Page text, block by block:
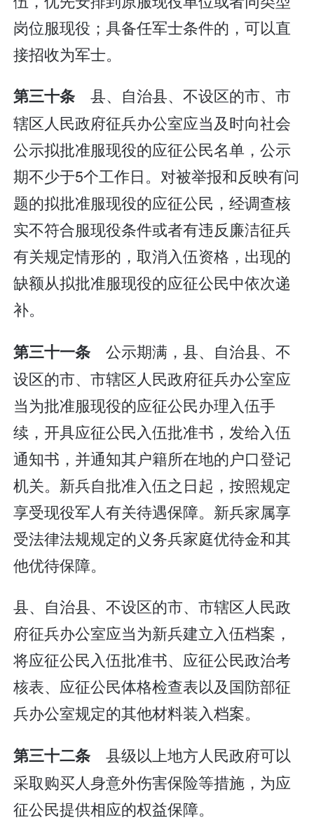
岗位服现役；具备任军士条件的，可以直
接招收为军士。
第三十条 县、自治县、不设区的市、市
辖区人民政府征兵办公室应当及时向社会
公示拟批准服现役的应征公民名单，公示
期不少于5个工作日。对被举报和反映有问
题的拟批准服现役的应征公民，经调查核
实不符合服现役条件或者有违反廉洁征兵
有关规定情形的，取消入伍资格，出现的
缺额从拟批准服现役的应征公民中依次递
补。
第三十一条 公示期满，县、自治县、不
设区的市、市辖区人民政府征兵办公室应
当为批准服现役的应征公民办理入伍手
续，开具应征公民入伍批准书，发给入伍
通知书，并通知其户籍所在地的户口登记
机关。新兵自批准入伍之日起，按照规定
享受现役军人有关待遇保障。新兵家属享
受法律法规规定的义务兵家庭优待金和其
他优待保障。
县、自治县、不设区的市、市辖区人民政
府征兵办公室应当为新兵建立入伍档案，
将应征公民入伍批准书、应征公民政治考
核表、应征公民体格检查表以及国防部征
兵办公室规定的其他材料装入档案。
第三十二条 县级以上地方人民政府可以
采取购买人身意外伤害保险等措施，为应
征公民提供相应的权益保障。